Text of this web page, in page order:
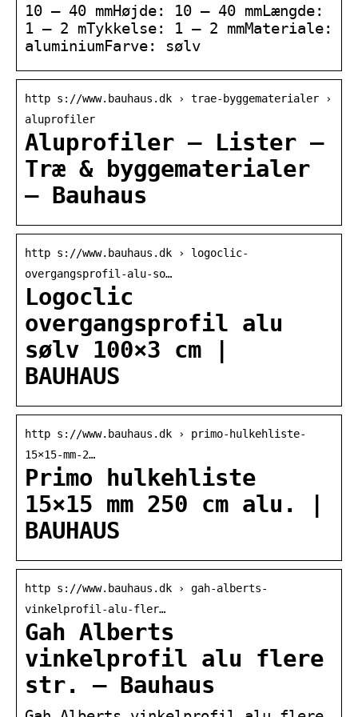
10 – 40 mmHøjde: 10 – 40 mmLængde:
1 – 2 mTykkelse: 1 – 2 mmMateriale:
aluminiumFarve: sølv
http s://www.bauhaus.dk › trae-byggematerialer ›
aluprofiler
Aluprofiler – Lister –
Træ & byggematerialer
– Bauhaus
http s://www.bauhaus.dk › logoclic-
overgangsprofil-alu-so…
Logoclic
overgangsprofil alu
sølv 100×3 cm |
BAUHAUS
http s://www.bauhaus.dk › primo-hulkehliste-
15×15-mm-2…
Primo hulkehliste
15×15 mm 250 cm alu. |
BAUHAUS
http s://www.bauhaus.dk › gah-alberts-
vinkelprofil-alu-fler…
Gah Alberts
vinkelprofil alu flere
str. – Bauhaus